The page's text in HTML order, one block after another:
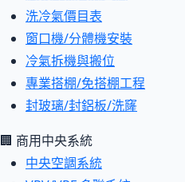
洗冷氣價目表
窗口機/分體機安裝
冷氣拆機與搬位
專業搭棚/免搭棚工程
封玻璃/封鋁板/洗窿
🏢 商用中央系統
中央空調系統